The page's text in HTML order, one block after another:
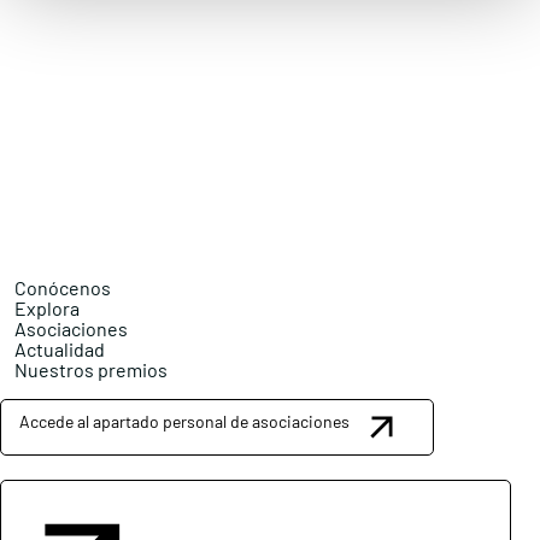
Conócenos
Explora
Asociaciones
Actualidad
Nuestros premios
Accede al apartado personal de asociaciones